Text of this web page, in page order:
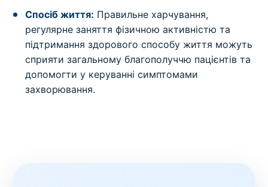
Спосіб життя: Правильне харчування,
регулярне заняття фізичною активністю та
підтримання здорового способу життя можуть
сприяти загальному благополуччю пацієнтів та
допомогти у керуванні симптомами
захворювання.